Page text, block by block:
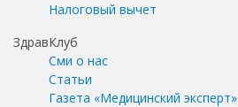
Налоговый вычет
ЗдравКлуб
Сми о нас
Статьи
Газета «Медицинский эксперт»